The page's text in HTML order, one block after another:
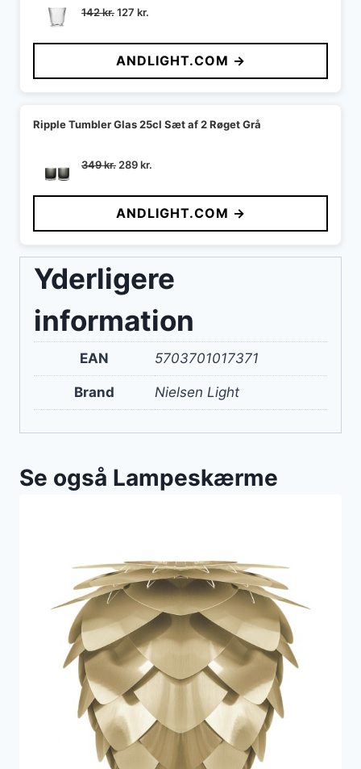
142kr.Den
pris
var:
142 kr..
127 kr.
pris
er:
127 kr..
ANDLIGHT.COM →
Ripple Tumbler Glas 25cl Sæt af 2 Røget Grå
349kr. Den
pris
var:
349 kr..
289kr.
pris
er:
289 kr..
ANDLIGHT.COM →
Yderligere
information
EAN 5703701017371
Brand Nielsen Light
Se også Lampeskærme